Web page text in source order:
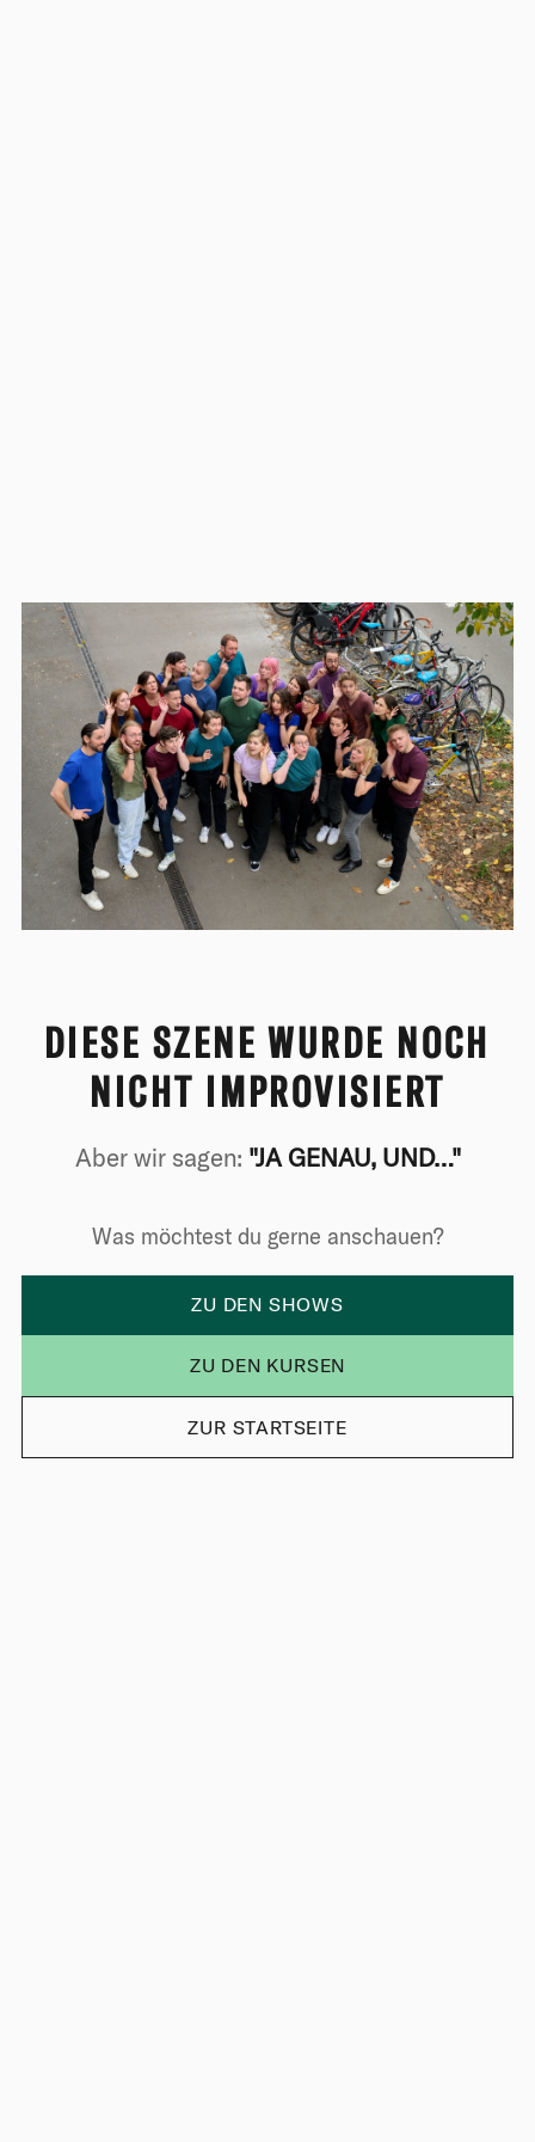
DIESE SZENE WURDE NOCH
NICHT IMPROVISIERT
Aber wir sagen: "JA GENAU, UND…"
Was möchtest du gerne anschauen?
ZU DEN SHOWS
ZU DEN KURSEN
ZUR STARTSEITE